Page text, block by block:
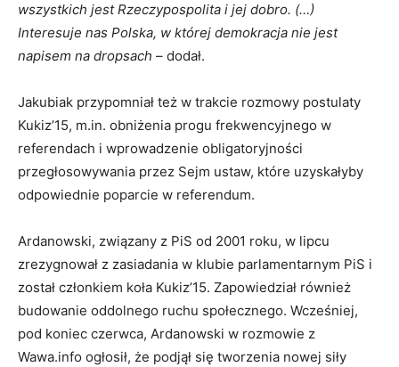
wszystkich jest Rzeczypospolita i jej dobro. (…)
Interesuje nas Polska, w której demokracja nie jest
napisem na dropsach – dodał.
Jakubiak przypomniał też w trakcie rozmowy postulaty
Kukiz’15, m.in. obniżenia progu frekwencyjnego w
referendach i wprowadzenie obligatoryjności
przegłosowywania przez Sejm ustaw, które uzyskałyby
odpowiednie poparcie w referendum.
Ardanowski, związany z PiS od 2001 roku, w lipcu
zrezygnował z zasiadania w klubie parlamentarnym PiS i
został członkiem koła Kukiz’15. Zapowiedział również
budowanie oddolnego ruchu społecznego. Wcześniej,
pod koniec czerwca, Ardanowski w rozmowie z
Wawa.info ogłosił, że podjął się tworzenia nowej siły